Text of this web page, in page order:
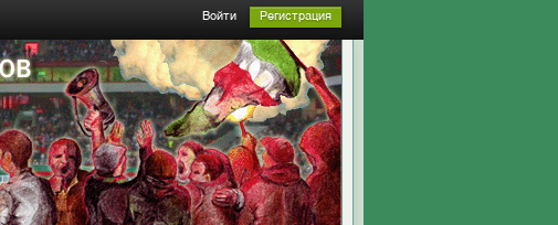
Войти Регистрация